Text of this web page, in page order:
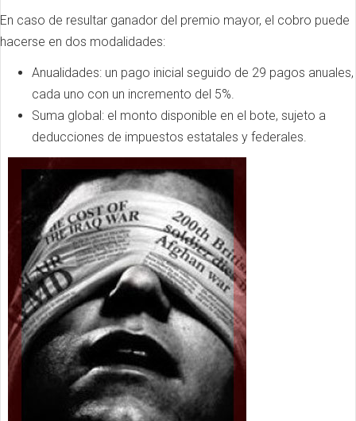
En caso de resultar ganador del premio mayor, el cobro puede
hacerse en dos modalidades:
Anualidades: un pago inicial seguido de 29 pagos anuales,
cada uno con un incremento del 5%.
Suma global: el monto disponible en el bote, sujeto a
deducciones de impuestos estatales y federales.